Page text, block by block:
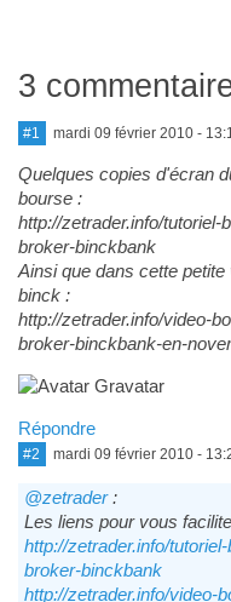
3
#1 mardi 09 février 2010 -
Quelques copies d'écran
bourse :
http://zetrader.info/
broker-binckbank
Ainsi que dans cette
binck :
http://zetrader.info/video-
broker-binckbank-en-
Répondre
#2 mardi 09 février 2010 -
@zetrader:
Les liens pour vous
http://zetrader.info/
broker-binckbank
http://zetrader.info/video-